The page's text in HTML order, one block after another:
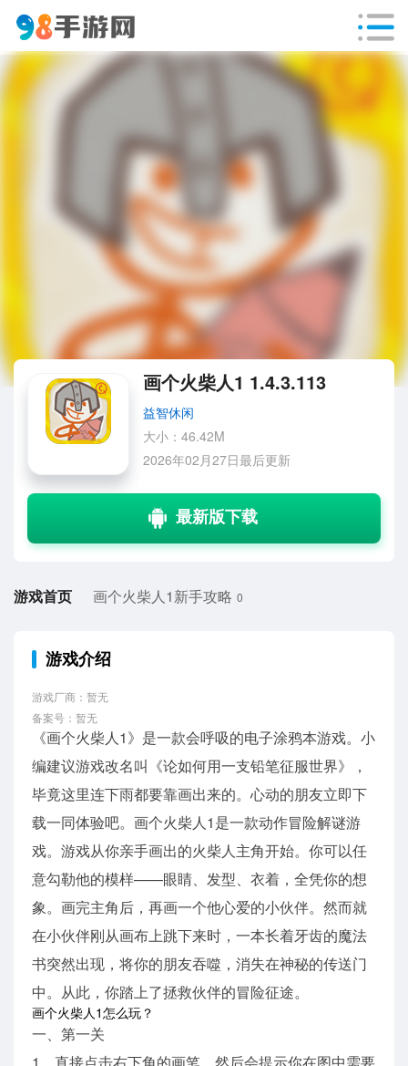
画个火柴人1 1.4.3.113
益智休闲
大小：46.42M
2026年02月27日最后更新
游戏首页 画个火柴人1新手攻略 0
游戏介绍
游戏厂商：暂无
备案号：暂无
《画个火柴人1》是一款会呼吸的电子涂鸦本游戏。小
编建议游戏改名叫《论如何用一支铅笔征服世界》，
毕竟这里连下雨都要靠画出来的。心动的朋友立即下
载一同体验吧。画个火柴人1是一款动作冒险解谜游
戏。游戏从你亲手画出的火柴人主角开始。你可以任
意勾勒他的模样——眼睛、发型、衣着，全凭你的想
象。画完主角后，再画一个他心爱的小伙伴。然而就
在小伙伴刚从画布上跳下来时，一本长着牙齿的魔法
书突然出现，将你的朋友吞噬，消失在神秘的传送门
中。从此，你踏上了拯救伙伴的冒险征途。
画个火柴人1怎么玩？
一、第一关
1、直接点击右下角的画笔，然后会提示你在图中需要